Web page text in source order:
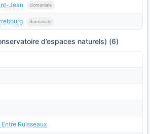
Jean domaniale
domaniale
d’espaces naturels) (6)
Ruisseaux